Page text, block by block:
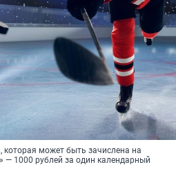
может быть зачислена на
— 1000 рублей за один календарный